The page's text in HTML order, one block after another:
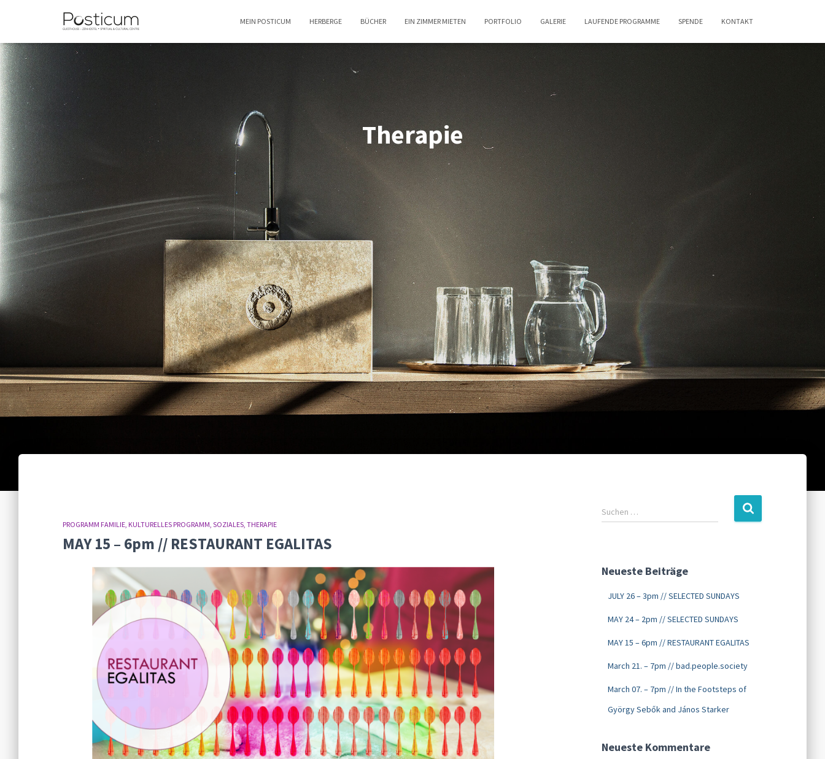
MEIN POSTICUM HERBERGE BÜCHER EIN ZIMMER MIETEN PORTFOLIO GALERIE LAUFENDE PROGRAMME SPENDE KONTAKT
Therapie
PROGRAMM FAMILIE KULTURELLES PROGRAMM SOZIALES THERAPIE
MAY 15 – 6pm // RESTAURANT EGALITAS
Suchen …
Neueste Beiträge
JULY 26 – 3pm // SELECTED SUNDAYS
MAY 24 – 2pm // SELECTED SUNDAYS
MAY 15 – 6pm // RESTAURANT EGALITAS
March 21. – 7pm // bad.people.society
March 07. – 7pm // In the Footsteps of
György Sebők and János Starker
Neueste Kommentare